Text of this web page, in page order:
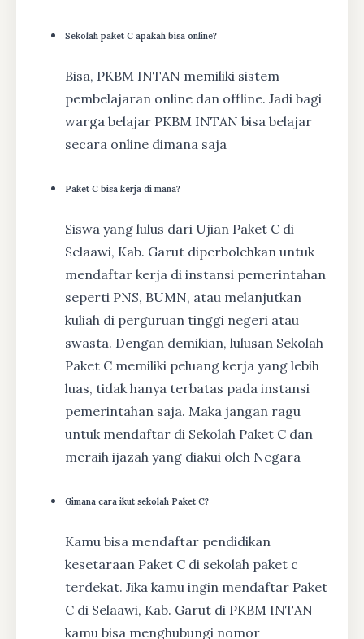
Sekolah paket C apakah bisa online?
Bisa, PKBM INTAN memiliki sistem
pembelajaran online dan offline. Jadi bagi
warga belajar PKBM INTAN bisa belajar
secara online dimana saja
Paket C bisa kerja di mana?
Siswa yang lulus dari Ujian Paket C di
Selaawi, Kab. Garut diperbolehkan untuk
mendaftar kerja di instansi pemerintahan
seperti PNS, BUMN, atau melanjutkan
kuliah di perguruan tinggi negeri atau
swasta. Dengan demikian, lulusan Sekolah
Paket C memiliki peluang kerja yang lebih
luas, tidak hanya terbatas pada instansi
pemerintahan saja. Maka jangan ragu
untuk mendaftar di Sekolah Paket C dan
meraih ijazah yang diakui oleh Negara
Gimana cara ikut sekolah Paket C?
Kamu bisa mendaftar pendidikan
kesetaraan Paket C di sekolah paket c
terdekat. Jika kamu ingin mendaftar Paket
C di Selaawi, Kab. Garut di PKBM INTAN
kamu bisa menghubungi nomor